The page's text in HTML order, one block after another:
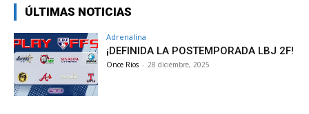
ÚLTIMAS NOTICIAS
Adrenalina
¡DEFINIDA LA POSTEMPORADA LBJ 2F!
Once Ríos - 28 diciembre, 2025